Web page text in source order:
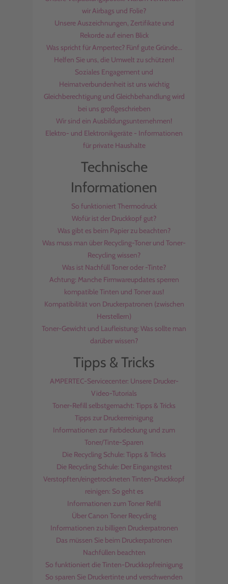
wir Airbags und Folie?
Unsere Auszeichnungen, Zertifikate und
Rekorde auf einen Blick
Was spricht für Ampertec? Fünf gute Gründe...
Helfen Sie uns, die Umwelt zu schützen!
Soziales Engagement und
Heimatverbundenheit ist uns wichtig
Gleichberechtigung und Gleichbehandlung wird
bei uns großgeschrieben
Wir sind ein Ausbildungsunternehmen!
Elektro- und Elektronikgeräte - Informationen
für private Haushalte
Technische
Informationen
So funktioniert Thermodruck
Wofür ist der Druckkopf gut?
Was gibt es beim Papier zu beachten?
Was muss man über Recycling-Toner und Toner-
Recycling wissen?
Was ist Nachfüll Toner oder -Tinte?
Achtung: Manche Firmwareupdates sperren
kompatible Tinten und Toner aus!
Kompatibilität von Druckerpatronen (zwischen
Herstellern)
Toner-Gewicht und Laufleistung: Was sollte man
darüber wissen?
Tipps & Tricks
AMPERTEC-Servicecenter: Unsere Drucker-
Video-Tutorials
Toner-Refill selbstgemacht: Tipps & Tricks
Tipps zur Druckerreinigung
Informationen zur Farbdeckung und zum
Toner/Tinte-Sparen
Die Recycling Schule: Tipps & Tricks
Die Recycling Schule: Der Eingangstest
Verstopften/eingetrockneten Tinten-Druckkopf
reinigen: So geht es
Informationen zum Toner Refill
Über Canon Toner Recycling
Informationen zu billigen Druckerpatronen
Das müssen Sie beim Druckerpatronen
Nachfüllen beachten
So funktioniert die Tinten-Druckkopfreinigung
So sparen Sie Druckertinte und verschwenden